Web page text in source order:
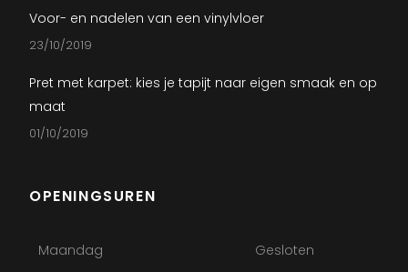
Voor- en nadelen van een vinylvloer
23/10/2019
Pret met karpet: kies je tapijt naar eigen smaak en op
maat
01/10/2019
OPENINGSUREN
Maandag
Gesloten